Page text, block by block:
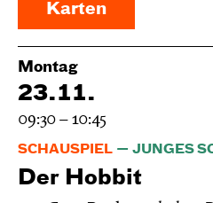
Karten
Montag
23.11.
09:30 – 10:45
SCHAUSPIEL JUNGES
Der Hobbit